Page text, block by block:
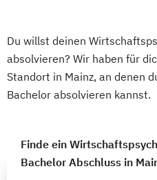
Du willst deinen
absolvieren? Wir haben für
Standort in Mainz, an denen
Bachelor absolvieren kannst.
Finde ein
Bachelor Abschluss in